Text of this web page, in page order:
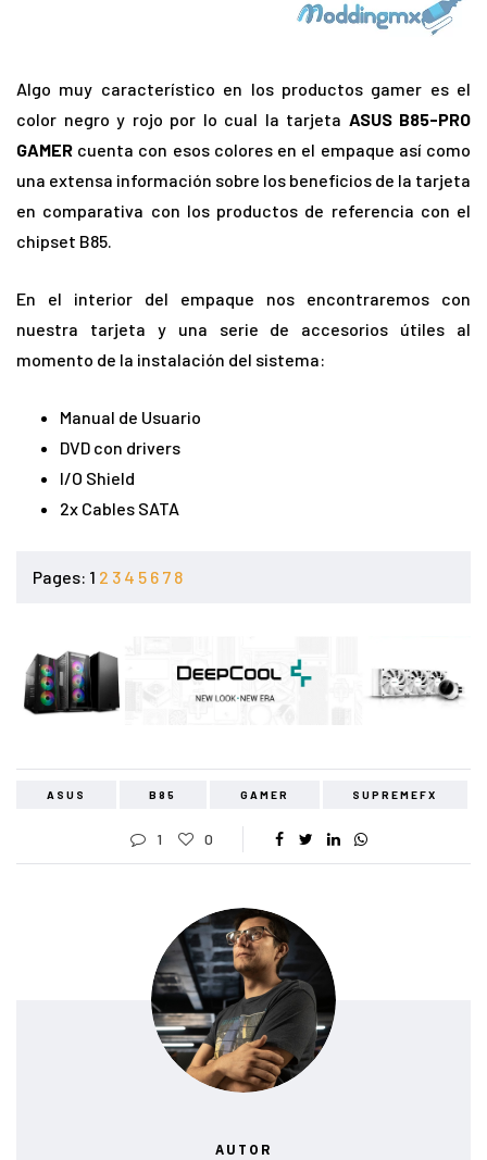
Algo muy característico en los productos gamer es el
color negro y rojo por lo cual la tarjeta ASUS B85-PRO
GAMER cuenta con esos colores en el empaque así como
una extensa información sobre los beneficios de la tarjeta
en comparativa con los productos de referencia con el
chipset B85.
En el interior del empaque nos encontraremos con
nuestra tarjeta y una serie de accesorios útiles al
momento de la instalación del sistema:
Manual de Usuario
DVD con drivers
I/O Shield
2x Cables SATA
Pages: 1 2 3 4 5 6 7 8
ASUS B85 GAMER SUPREMEFX
1 0
AUTOR